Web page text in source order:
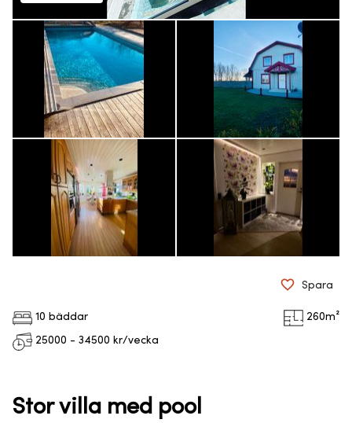
10 bäddar 260m²
25000 - 34500 kr/vecka
Spara
Stor villa med pool